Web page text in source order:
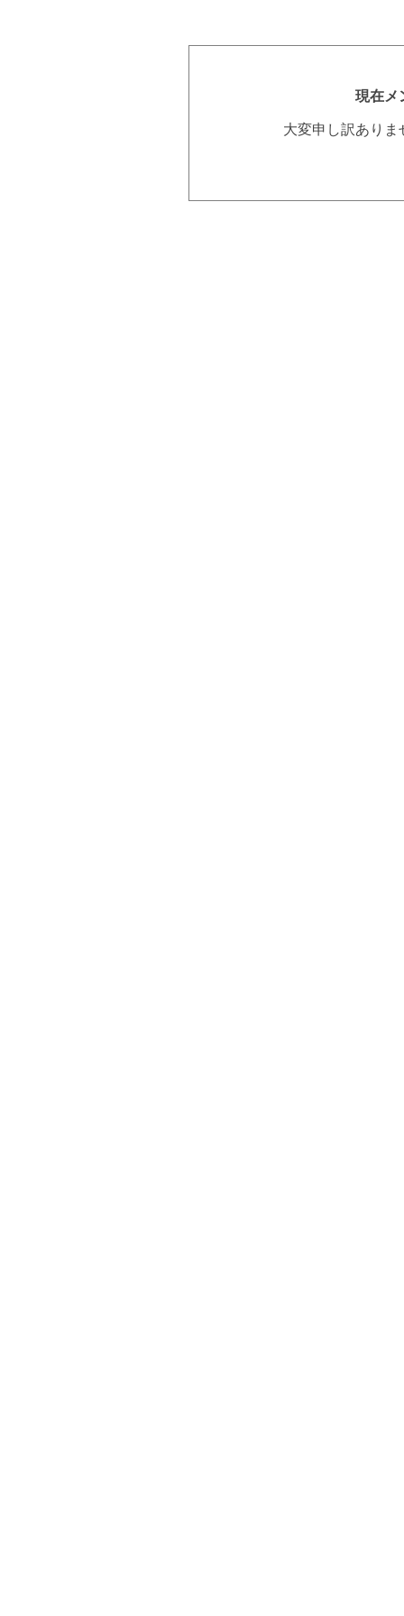
現在メ
大変申し訳あり